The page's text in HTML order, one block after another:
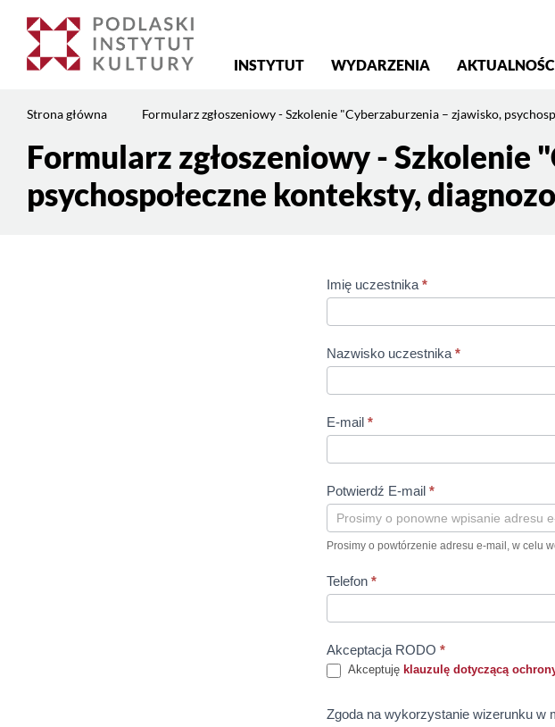
stronie:
Formularz
główne
INSTYTUT WYDARZENIA
Strona główna Formularz zgłoszeniowy - Szkolenie "Cyberzaburzenia – zjawisko,
Treść
stronyFormularz zgłoszeniowy - Szkolenie
psychospołeczne konteksty,
Cyberzaburzenia
– zjawisko,
psychospołeczne
konteksty,
diagnozowanie,
podstawy terapii
Imię uczestnika *
Nazwisko uczestnika *
E-mail *
Potwierdź E-mail *
Prosimy o powtórzenie adresu e-mail, w celu
Telefon *
Akceptacja RODO *
Akceptuję klauzulę dotyczącą
Zgoda na wykorzystanie wizerunku w